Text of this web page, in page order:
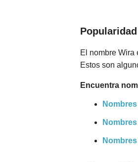
Popularidad
El nombre Wira
Estos son
Encuentra